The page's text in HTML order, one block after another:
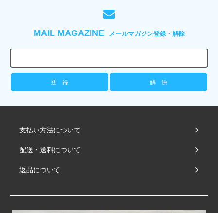
MAIL MAGAZINE メールマガジン登録・解除
支払い方法について
配送・送料について
返品について